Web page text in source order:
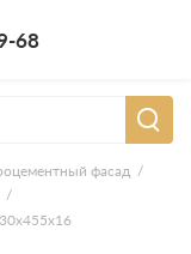
68
фасад